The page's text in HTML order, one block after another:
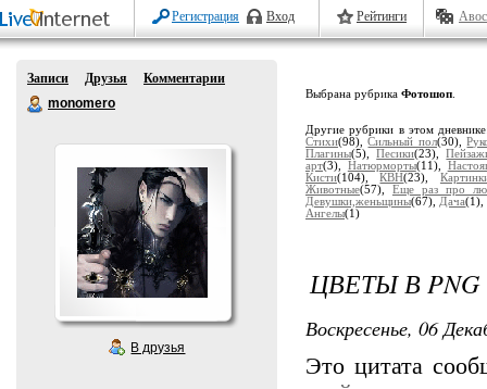
Регистрация Вход Рейтинги
Записи Друзья
Комментарии
monomero
В друзья
Выбрана рубрика Фотошоп
Другие рубрики в этом
Стихи(98),Сильный пол(30),
Плагины(5),Песики(23),
арт(3), Натюрморты(11),
Кисти(104),КВН(23),
Животные(57), Еще раз про
Девушки,женьщины(67), Дача(1),
Ангелы(1)
ЦВЕТЫ В PNG
Воскресенье, 06
Это цитата